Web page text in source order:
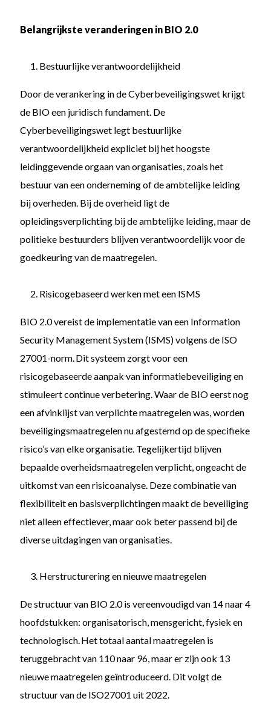
Belangrijkste veranderingen in BIO 2.0
Bestuurlijke verantwoordelijkheid
Door de verankering in de Cyberbeveiligingswet krijgt
de BIO een juridisch fundament. De
Cyberbeveiligingswet legt bestuurlijke
verantwoordelijkheid expliciet bij het hoogste
leidinggevende orgaan van organisaties, zoals het
bestuur van een onderneming of de ambtelijke leiding
bij overheden. Bij de overheid ligt de
opleidingsverplichting bij de ambtelijke leiding, maar de
politieke bestuurders blijven verantwoordelijk voor de
goedkeuring van de maatregelen.
Risicogebaseerd werken met een ISMS
BIO 2.0 vereist de implementatie van een Information
Security Management System (ISMS) volgens de ISO
27001-norm. Dit systeem zorgt voor een
risicogebaseerde aanpak van informatiebeveiliging en
stimuleert continue verbetering. Waar de BIO eerst nog
een afvinklijst van verplichte maatregelen was, worden
beveiligingsmaatregelen nu afgestemd op de specifieke
risico’s van elke organisatie. Tegelijkertijd blijven
bepaalde overheidsmaatregelen verplicht, ongeacht de
uitkomst van een risicoanalyse. Deze combinatie van
flexibiliteit en basisverplichtingen maakt de beveiliging
niet alleen effectiever, maar ook beter passend bij de
diverse uitdagingen van organisaties.
Herstructurering en nieuwe maatregelen
De structuur van BIO 2.0 is vereenvoudigd van 14 naar 4
hoofdstukken: organisatorisch, mensgericht, fysiek en
technologisch. Het totaal aantal maatregelen is
teruggebracht van 110 naar 96, maar er zijn ook 13
nieuwe maatregelen geïntroduceerd. Dit volgt de
structuur van de ISO27001 uit 2022.